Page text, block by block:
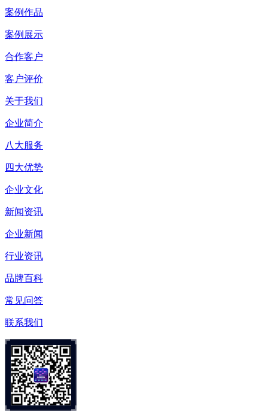
案例作品
案例展示
合作客户
客户评价
关于我们
企业简介
八大服务
四大优势
企业文化
新闻资讯
企业新闻
行业资讯
品牌百科
常见问答
联系我们